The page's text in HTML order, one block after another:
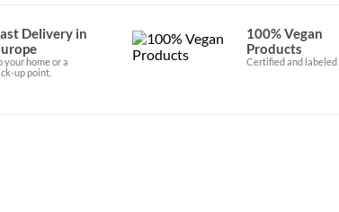
Delivery in
your home or a
up point.
100% Vegan
Products
Certified and labeled